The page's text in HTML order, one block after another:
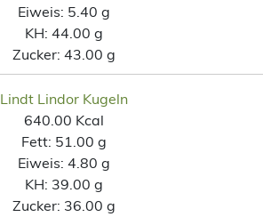
Eiweis: 5.40 g
KH: 44.00 g
Zucker: 43.00 g
Lindt Lindor Kugeln
640.00 Kcal
Fett: 51.00 g
Eiweis: 4.80 g
KH: 39.00 g
Zucker: 36.00 g